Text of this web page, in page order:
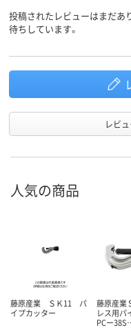
投稿されたレビューはまだあ
待ちしています。
レビ
人気の商品
藤原産業 ＳＫ11 パ
イプカッター
藤原産業
レス用パ
PCー